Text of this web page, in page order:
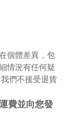
個體差異，包
情況有任何疑
們不接受退貨
費並向您發